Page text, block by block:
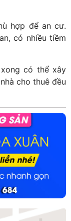
hợp để an cư.
có nhiều tiềm
có thể xây
cho thuê đều